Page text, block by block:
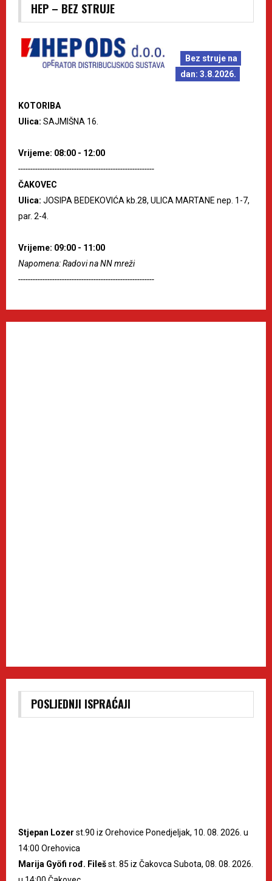
HEP – BEZ STRUJE
Bez struje na
dan: 3.8.2026.
KOTORIBA
Ulica: SAJMIŠNA 16.
Vrijeme: 08:00 - 12:00
--------------------------------------------------------
ČAKOVEC
Ulica: JOSIPA BEDEKOVIĆA kb.28, ULICA MARTANE nep. 1-7,
par. 2-4.
Vrijeme: 09:00 - 11:00
Napomena: Radovi na NN mreži
--------------------------------------------------------
POSLJEDNJI ISPRAĆAJI
Stjepan Lozer st.90 iz Orehovice Ponedjeljak, 10. 08. 2026. u
14:00 Orehovica
Marija Gyöfi rođ. Filešst. 85 iz Čakovca Subota, 08. 08. 2026.